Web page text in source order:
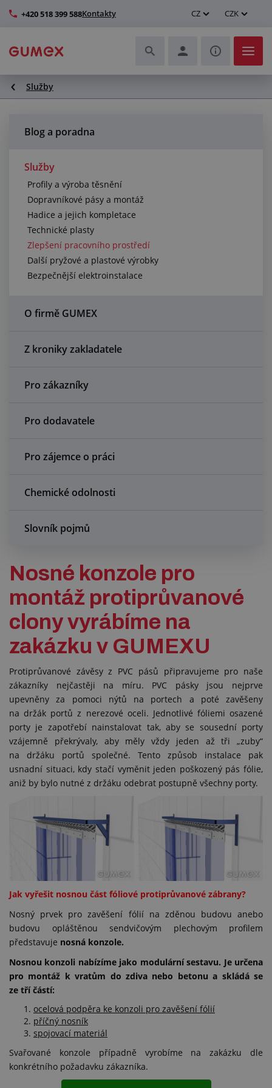
+420 518 399 588Kontakty CZ CZK
Hadice a jejich kompletace
Dopravníkové pásy a montáž
Zlepšení pracovního prostředí
Další pryžové a plastové výrobky
Centrum poptávek
Vše o nákupu
O nás a kariéra
Služby
Blog a poradna
Služby
Profily a výroba těsnění
Dopravníkové pásy a montáž
Hadice a jejich kompletace
Technické plasty
Zlepšení pracovního prostředí
Další pryžové a plastové výrobky
Bezpečnější elektroinstalace
O firmě GUMEX
Z kroniky zakladatele
Pro zákazníky
Pro dodavatele
Pro zájemce o práci
Chemické odolnosti
Slovník pojmů
Nosné konzole pro
montáž protiprůvanové
clony vyrábíme na
zakázku v GUMEXU
Protiprůvanové závěsy z PVC pásů připravujeme pro naše
zákazníky nejčastěji na míru. PVC pásky jsou nejprve
upevněny za pomoci nýtů na portech a poté zavěšeny
na držák portů z nerezové oceli. Jednotlivé fóliemi osazené
porty je zapotřebí nainstalovat tak, aby se sousední porty
vzájemně překrývaly, aby měly vždy jeden až tři „zuby“
na držáku portů společné. Tento způsob instalace pak
usnadní situaci, kdy stačí vyměnit jeden poškozený pás fólie,
aniž by bylo nutné z držáku odebrat postupně všechny porty.
Jak vyřešit nosnou část fóliové protiprůvanové zábrany?
Nosný prvek pro zavěšení fólií na zděnou budovu anebo
budovu opláštěnou sendvičovým plechovým profilem
představuje nosná konzole.
Nosnou konzoli nabízíme jako modulární sestavu. Je určena
pro montáž k vratům do zdiva nebo betonu a skládá se
ze tří částí:
ocelová podpěra ke konzoli pro zavěšení fólií
příčný nosník
spojovací materiál
Svařované konzole případně vyrobíme na zakázku dle
konkrétního požadavku zákazníka.